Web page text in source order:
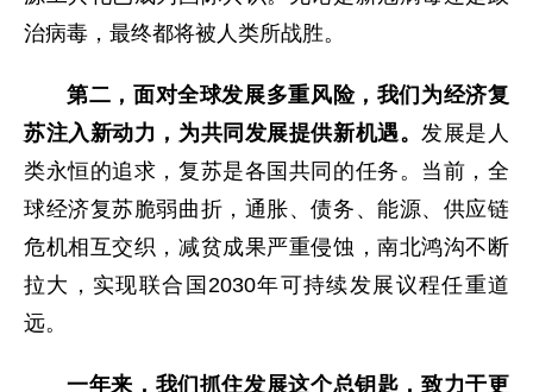
治病毒，最终都将被人类所战胜。
第二，面对全球发展多重风险，我们为经济复
苏注入新动力，为共同发展提供新机遇。发展是人
类永恒的追求，复苏是各国共同的任务。当前，全
球经济复苏脆弱曲折，通胀、债务、能源、供应链
危机相互交织，减贫成果严重侵蚀，南北鸿沟不断
拉大，实现联合国2030年可持续发展议程任重道
远。
一年来，我们抓住发展这个总钥匙，致力于更